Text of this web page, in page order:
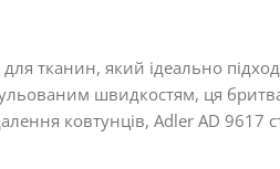
тканин, який ідеально
швидкостям, ця
ковтунців, Adler AD